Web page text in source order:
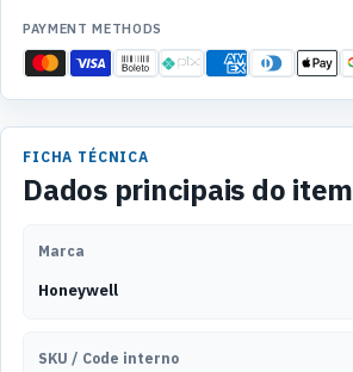
PAYMENT METHODS
FICHA TÉCNICA
Dados principais do item
Marca
Honeywell
SKU / Code interno